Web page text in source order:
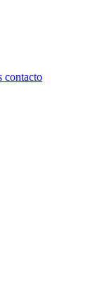
contacto